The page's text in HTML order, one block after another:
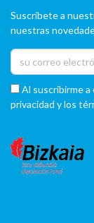
Suscríbete a
nuestras
Al suscribirme
privacidad y los